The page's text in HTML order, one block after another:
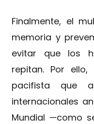
Finalmente, el
memoria y
evitar que los
repitan. Por
pacifista que
internacionales
Mundial —como